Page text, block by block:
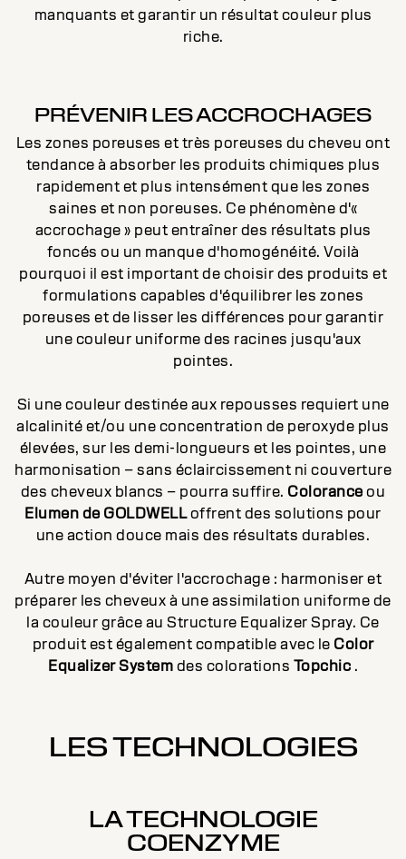
manquants et garantir un résultat couleur plus
riche.
PRÉVENIR LES ACCROCHAGES
Les zones poreuses et très poreuses du cheveu ont
tendance à absorber les produits chimiques plus
rapidement et plus intensément que les zones
saines et non poreuses. Ce phénomène d'«
accrochage » peut entraîner des résultats plus
foncés ou un manque d'homogénéité. Voilà
pourquoi il est important de choisir des produits et
formulations capables d'équilibrer les zones
poreuses et de lisser les différences pour garantir
une couleur uniforme des racines jusqu'aux
pointes.
Si une couleur destinée aux repousses requiert une
alcalinité et/ou une concentration de peroxyde plus
élevées, sur les demi-longueurs et les pointes, une
harmonisation – sans éclaircissement ni couverture
des cheveux blancs – pourra suffire. Coloranceou
Elumen de GOLDWELLoffrent des solutions pour
une action douce mais des résultats durables.
Autre moyen d'éviter l'accrochage : harmoniser et
préparer les cheveux à une assimilation uniforme de
la couleur grâce au Structure Equalizer Spray. Ce
produit est également compatible avec le Color
Equalizer Systemdes colorations Topchic .
LES TECHNOLOGIES
LA TECHNOLOGIE
COENZYME